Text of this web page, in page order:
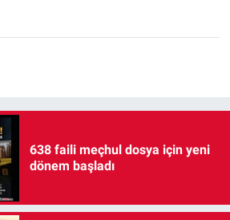
638 faili meçhul dosya için yeni
dönem başladı